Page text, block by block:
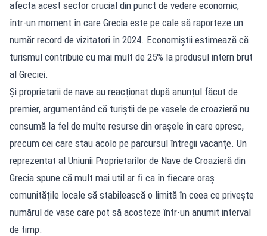
afecta acest sector crucial din punct de vedere economic,
într-un moment în care Grecia este pe cale să raporteze un
număr record de vizitatori în 2024. Economiștii estimează că
turismul contribuie cu mai mult de 25% la produsul intern brut
al Greciei.
Și proprietarii de nave au reacționat după anunțul făcut de
premier, argumentând că turiștii de pe vasele de croazieră nu
consumă la fel de multe resurse din orașele în care opresc,
precum cei care stau acolo pe parcursul întregii vacanțe. Un
reprezentat al Uniunii Proprietarilor de Nave de Croazieră din
Grecia spune că mult mai util ar fi ca în fiecare oraș
comunitățile locale să stabilească o limită în ceea ce privește
numărul de vase care pot să acosteze într-un anumit interval
de timp.